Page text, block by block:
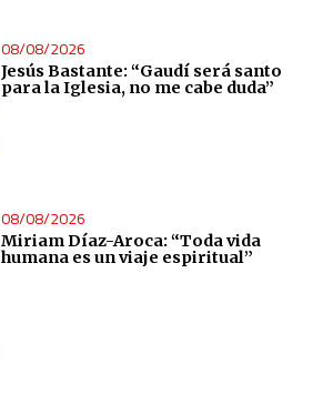
08/08/2026
Jesús Bastante: “Gaudí será santo
para la Iglesia, no me cabe duda”
08/08/2026
Miriam Díaz-Aroca: “Toda vida
humana es un viaje espiritual”